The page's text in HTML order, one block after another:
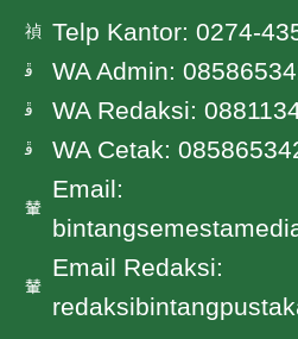
Telp Kantor: 0274-
WA Admin:
WA Redaksi:
WA Cetak:
Email:
Email Redaksi: